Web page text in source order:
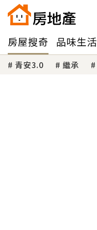
房屋搜奇 品味生活
青安3.0 繼承